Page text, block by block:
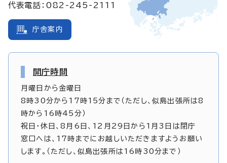
代表電話：082-245-2111
庁舎案内
開庁時間
月曜日から金曜日
8時30分から17時15分まで（ただし、似島出張所は8
時から16時45分）
祝日・休日、8月6日、12月29日から1月3日は閉庁
窓口へは、17時までにお越しいただきますようお願い
します。（ただし、似島出張所は16時30分まで）